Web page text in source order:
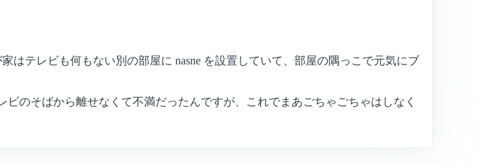
はテレビも何もない別の部屋に nasne を設置していて、部屋の隅っこで元気にブ
のそばから離せなくて不満だったんですが、これでまあごちゃごちゃはしなく